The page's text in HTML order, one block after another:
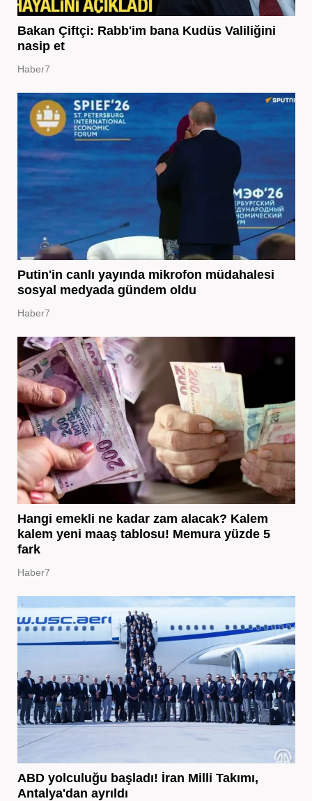
Bakan Çiftçi: Rabb'im bana Kudüs Valiliğini
nasip et
Haber7
Putin'in canlı yayında mikrofon müdahalesi
sosyal medyada gündem oldu
Haber7
Hangi emekli ne kadar zam alacak? Kalem
kalem yeni maaş tablosu! Memura yüzde 5
fark
Haber7
ABD yolculuğu başladı! İran Milli Takımı,
Antalya'dan ayrıldı